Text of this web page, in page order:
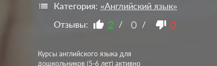
Категория: «Английский язык»
Отзывы:
2 / 0 / 0
Курсы английского языка для
дошкольников (5-6 лет) активно